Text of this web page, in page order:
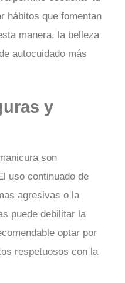
hábitos que fomentan
manera, la belleza
autocuidado más
y
son
uso continuado de
agresivas o la
puede debilitar la
optar por
respetuosos con la